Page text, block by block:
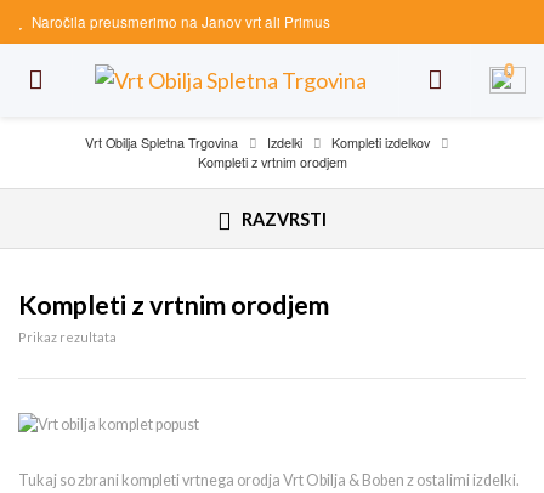
Naročila preusmerimo na Janov vrt ali Primus
0
Vrt Obilja Spletna Trgovina Izdelki
Kompleti izdelkov
Kompleti z vrtnim orodjem
RAZVRSTI
Kompleti z vrtnim orodjem
Prikaz rezultata
Tukaj so zbrani kompleti vrtnega orodja Vrt Obilja & Boben z ostalimi izdelki.